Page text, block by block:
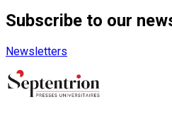
Subscribe to our
Newsletters